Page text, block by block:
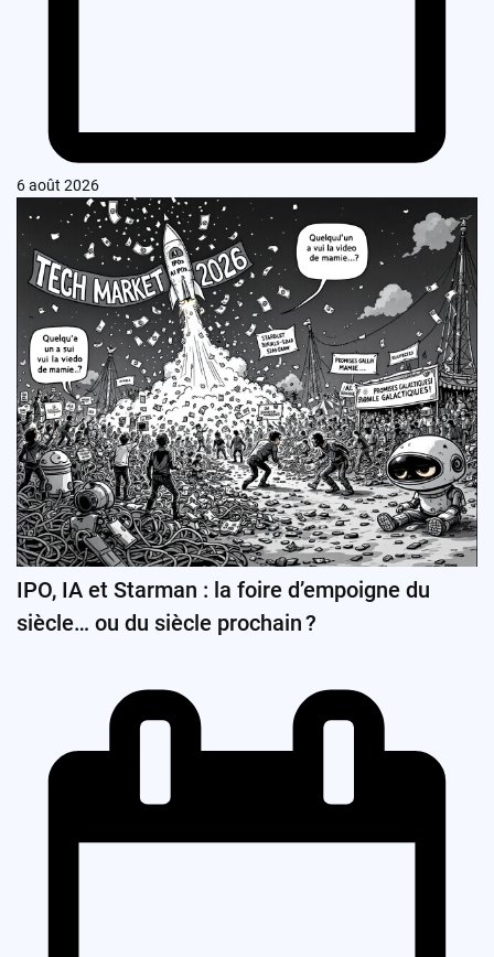
6 août 2026
IPO, IA et Starman : la foire d’empoigne du
siècle… ou du siècle prochain ?